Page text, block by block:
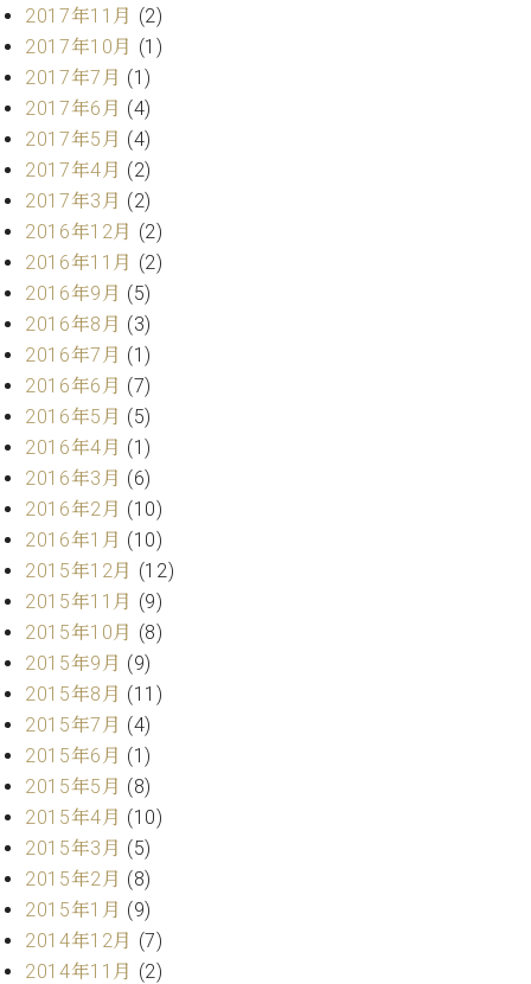
シ
ョ
ン
W.
ホ
フ
マ
ン
ヴ
ィ
ジ
ョ
ン
C.BECHSTEIN
Digital(ベ
ヒ
シ
ュ
タ
イ
ン
デ
ジ
タ
ル)
ス
ッ
フ
ご
挨
拶
技
者
紹
介
展示
情報
【ユ
ーロ
ピア
ノ特
選中
古】
イ
ン
ト
情
報
八
子
工
房
ブ
ロ
グ
ク
セ
ス
2017年11月 (2)
2017年10月 (1)
2017年7月 (1)
2017年6月 (4)
2017年5月 (4)
2017年4月 (2)
2017年3月 (2)
2016年12月 (2)
2016年11月 (2)
2016年9月 (5)
2016年8月 (3)
2016年7月 (1)
2016年6月 (7)
2016年5月 (5)
2016年4月 (1)
2016年3月 (6)
2016年2月 (10)
2016年1月 (10)
2015年12月 (12)
2015年11月 (9)
2015年10月 (8)
2015年9月 (9)
2015年8月 (11)
2015年7月 (4)
2015年6月 (1)
2015年5月 (8)
2015年4月 (10)
2015年3月 (5)
2015年2月 (8)
2015年1月 (9)
2014年12月 (7)
2014年11月 (2)